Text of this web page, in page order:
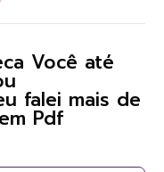
Você até
falei mais de
Pdf